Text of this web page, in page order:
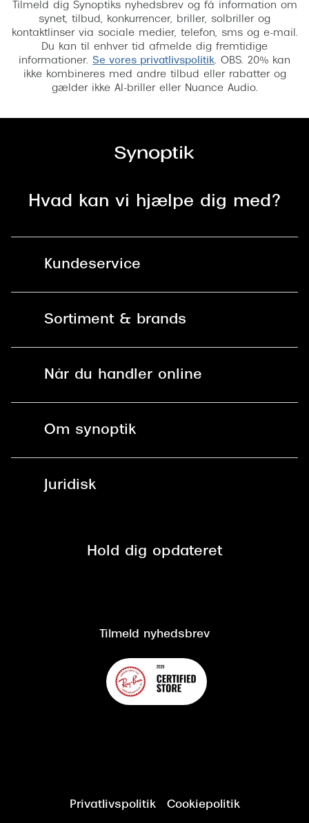
Tilmeld dig Synoptiks nyhedsbrev og få information om
synet, tilbud, konkurrencer, briller, solbriller og
kontaktlinser via sociale medier, telefon, sms og e-mail.
Du kan til enhver tid afmelde dig fremtidige
informationer. Se vores privatlivspolitik. OBS. 20% kan
ikke kombineres med andre tilbud eller rabatter og
gælder ikke AI-briller eller Nuance Audio.
Hvad kan vi hjælpe dig med?
Kundeservice
Spørgsmål & svar (FAQ)
Brilleabonnement All-Inclusive™
Sortiment & brands
Brillerens
Når du handler online
Spørgsmål & svar (FAQ)
Om synoptik
Juridisk
Cookiepolitik
Hold dig opdateret
Tilmeld nyhedsbrev
Privatlivspolitik Cookiepolitik